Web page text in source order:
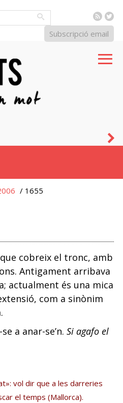
RSS
Subscripció email
/ 1655
cobreix el tronc, amb
Antigament arribava
actualment és una mica
com a sinònim
a anar-se’n. Si agafo el
vol dir que a les darreries
el temps (Mallorca).